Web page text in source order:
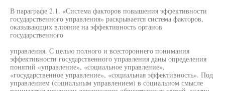
В параграфе 2.1. «Система факторов повышения эффективности
государственного управления» раскрывается система факторов,
оказывающих влияние на эффективность органов
государственного
управления. С целью полного и всестороннего понимания
эффективности государственного управления даны определения
понятий «управление», «социальное управление»,
«государственное управление», «социальная эффективность». Под
управлением (социальным управлением) в социальном смысле